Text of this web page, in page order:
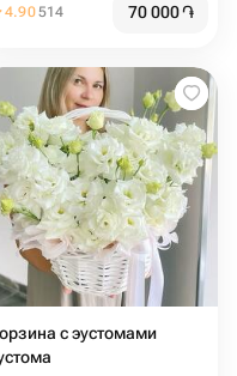
4.90514 70 000֏
с эустомами